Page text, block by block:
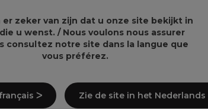
er zeker van zijn dat u onze site bekijkt in
u wenst. / Nous voulons nous assurer
consultez notre site dans la langue que
vous préférez.
ᐳ Zie de site in het Nederlands